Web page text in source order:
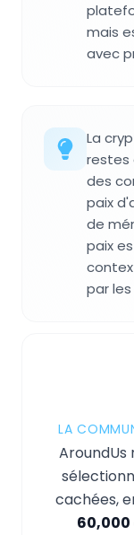
mais
avec
La
restes
des
paix
de
paix
par
LA
AroundUs
cachées,